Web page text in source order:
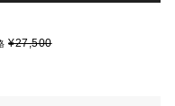
¥27,500